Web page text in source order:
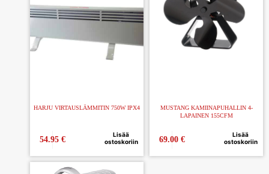
HARJU VIRTAUSLÄMMITIN 750W IPX4
54.95 €
Lisää
ostoskoriin
MUSTANG KAMIINAPUHALLIN 4-
LAPAINEN 155CFM
69.00 €
Lisää
ostoskoriin